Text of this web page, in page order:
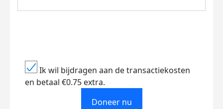
Ik wil bijdragen aan de transactiekosten
en betaal €0.75 extra.
Doneer nu